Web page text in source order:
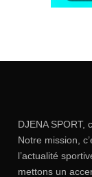
DJENA SPORT,
Notre mission,
l’actualité
mettons un